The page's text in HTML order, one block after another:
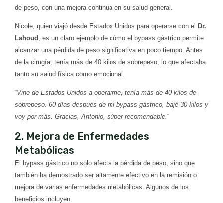
de peso, con una mejora continua en su salud general.
Nicole, quien viajó desde Estados Unidos para operarse con el Dr.
Lahoud , es un claro ejemplo de cómo el bypass gástrico permite
alcanzar una pérdida de peso significativa en poco tiempo. Antes
de la cirugía, tenía más de 40 kilos de sobrepeso, lo que afectaba
tanto su salud física como emocional.
“Vine de Estados Unidos a operarme, tenía más de 40 kilos de
sobrepeso. 60 días después de mi bypass gástrico, bajé 30 kilos y
voy por más. Gracias, Antonio, súper recomendable. “
2. Mejora de Enfermedades
Metabólicas
El bypass gástrico no solo afecta la pérdida de peso, sino que
también ha demostrado ser altamente efectivo en la remisión o
mejora de varias enfermedades metabólicas. Algunos de los
beneficios incluyen: